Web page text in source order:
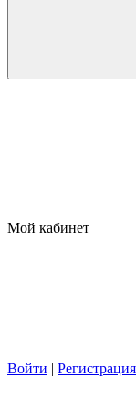
Мой кабинет
Войти | Регистрация